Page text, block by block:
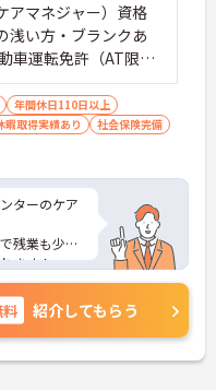
アマネジャー）資格
浅い方・ブランクあ
車運転免許（AT限定
年間休日110日以上
暇取得実績あり
社会保険完備
ターのケア
残業も少な
ます！
、さらに詳
ださい。紹介してもらう